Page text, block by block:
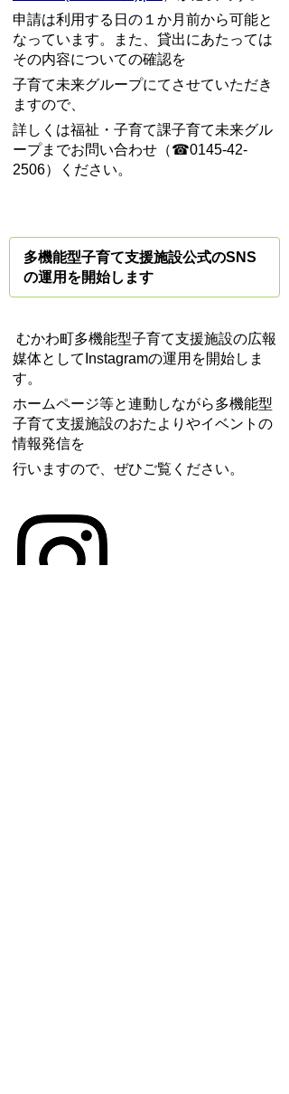
申請は利用する日の１か月前から可能と
なっています。また、貸出にあたっては
その内容についての確認を
子育て未来グループにてさせていただき
ますので、
詳しくは福祉・子育て課子育て未来グル
ープまでお問い合わせ（☎0145-42-
2506）ください。
多機能型子育て支援施設公式のSNS
の運用を開始します
むかわ町多機能型子育て支援施設の広報
媒体としてInstagramの運用を開始しま
す。
ホームページ等と連動しながら多機能型
子育て支援施設のおたよりやイベントの
情報発信を
行いますので、ぜひご覧ください。